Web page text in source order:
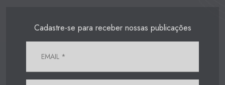
Cadastre-se para receber nossas publicações